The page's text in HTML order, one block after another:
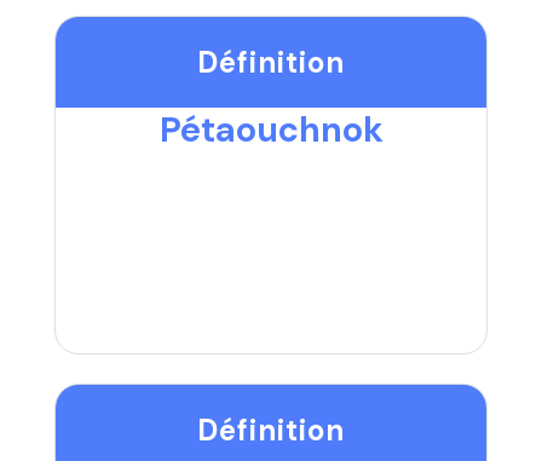
Définition
Pétaouchnok
Définition